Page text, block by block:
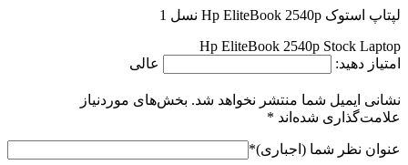
لپتاپ استوک Hp EliteBook 2540p نسل 1
Hp EliteBook 2540p Stock Laptop
امتیاز دهید:
عالی
نشانی ایمیل شما منتشر نخواهد شد. بخش‌های موردنیاز
علامت‌گذاری شده‌اند *
عنوان نظر شما (اجباری)*